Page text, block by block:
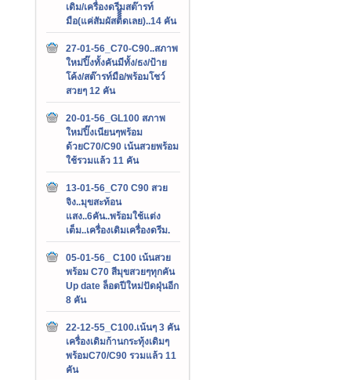
เดิม/เครื่องดรีมสต๊ารท์
มือ(แค่สัมผัสติิิิดเลย)..14 คัน
27-01-56_C70-C90..สภาพ
ใหม่ปิ๊งทั้งคันมีทั้ง/ธง/ป้าย
โค้ง/สต๊ารท์มือ/พร้อมโชว์
สวยๆ 12 คัน
20-01-56_GL100 สภาพ
ใหม่ปิ๊งเนียนๆพร้อม
ด้วยC70/C90 เน้นสวยพร้อม
ใช้รวมแล้ว 11 คัน
13-01-56_C70 C90 สวย
จิง..มุขสะท้อน
แสง..6คัน..พร้อมใช้แต่ง
เต็ม..เครื่องเดิมเครื่องดรีม.
05-01-56_ C100 เน้นสวย
พร้อม C70 สีมุขสวยๆทุกคัน
Up date ล็อตปีใหม่ปัดฝุ่นอีก
8 คัน
22-12-55_C100.เน้นๆ 3 คัน
เครื่องเดิมก้านกระทุ้งเดิมๆ
พร้อมC70/C90 รวมแล้ว 11
คัน